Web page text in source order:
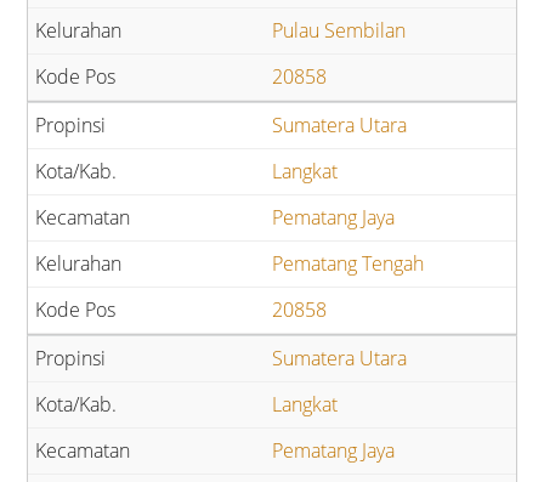
Pulau Sembilan
20858
Sumatera Utara
Langkat
Pematang Jaya
Pematang Tengah
20858
Sumatera Utara
Langkat
Pematang Jaya